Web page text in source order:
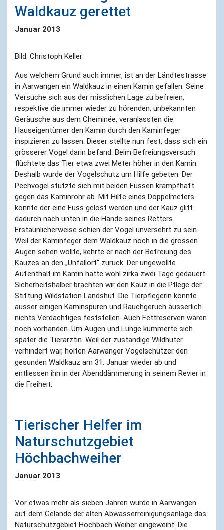
Waldkauz gerettet
Januar 2013
Bild: Christoph Keller
Aus welchem Grund auch immer, ist an der Ländtestrasse
in Aarwangen ein Waldkauz in einen Kamin gefallen. Seine
Versuche sich aus der misslichen Lage zu befreien,
respektive die immer wieder zu hörenden, unbekannten
Geräusche aus dem Cheminée, veranlassten die
Hauseigentümer den Kamin durch den Kaminfeger
inspizieren zu lassen. Dieser stellte nun fest, dass sich ein
grösserer Vogel darin befand. Beim Befreiungsversuch
flüchtete das Tier etwa zwei Meter höher in den Kamin.
Deshalb wurde der Vogelschutz um Hilfe gebeten. Der
Pechvogel stützte sich mit beiden Füssen krampfhaft
gegen das Kaminrohr ab. Mit Hilfe eines Doppelmeters
konnte der eine Fuss gelöst werden und der Kauz glitt
dadurch nach unten in die Hände seines Retters.
Erstaunlicherweise schien der Vogel unversehrt zu sein.
Weil der Kaminfeger dem Waldkauz noch in die grossen
Augen sehen wollte, kehrte er nach der Befreiung des
Kauzes an den „Unfallort“ zurück. Der ungewollte
Aufenthalt im Kamin hatte wohl zirka zwei Tage gedauert.
Sicherheitshalber brachten wir den Kauz in die Pflege der
Stiftung Wildstation Landshut. Die Tierpflegerin konnte
ausser einigen Kaminspuren und Rauchgeruch äusserlich
nichts Verdächtiges feststellen. Auch Fettreserven waren
noch vorhanden. Um Augen und Lunge kümmerte sich
später die Tierärztin. Weil der zuständige Wildhüter
verhindert war, holten Aarwanger Vogelschützer den
gesunden Waldkauz am 31. Januar wieder ab und
entliessen ihn in der Abenddämmerung in seinem Revier in
die Freiheit.
Tierischer Helfer im
Naturschutzgebiet
Höchbachweiher
Januar 2013
Vor etwas mehr als sieben Jahren wurde in Aarwangen
auf dem Gelände der alten Abwasserreinigungsanlage das
Naturschutzgebiet Höchbach Weiher eingeweiht. Die